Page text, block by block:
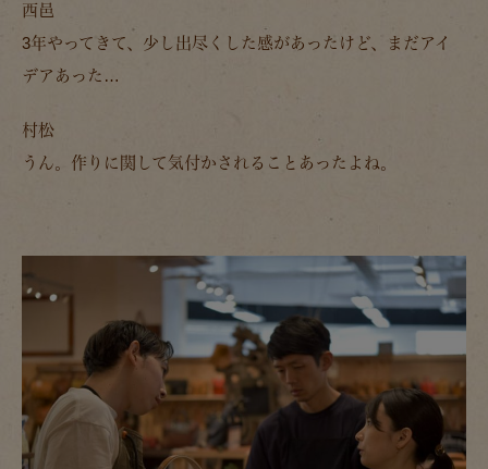
西邑
3年やってきて、少し出尽くした感があったけど、まだアイ
デアあった…
村松
うん。作りに関して気付かされることあったよね。